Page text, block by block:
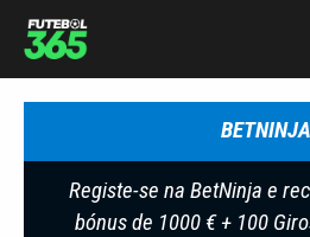
BETNINJA
Registe-se na BetNinja e
bónus de 1000 € + 100